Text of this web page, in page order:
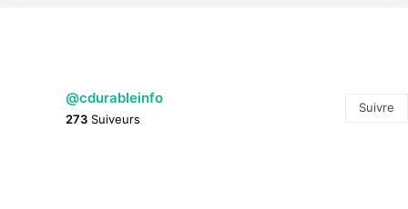
@cdurableinfo
273 Suiveurs
Suivre